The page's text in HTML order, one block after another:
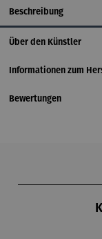
Beschreibung
Über den Künstler
Informationen zum
Bewertungen